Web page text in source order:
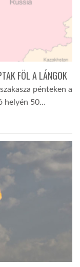
FÖL A LÁNGOK
pénteken a
helyén 50…